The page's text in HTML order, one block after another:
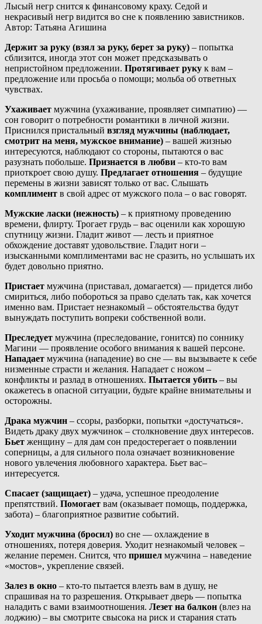
Лысый негр снится к финансовому краху. Седой и
некрасивый негр видится во сне к появлению завистников.
Автор: Татьяна Агишина
Держит за руку (взял за руку, берет за руку) – попытка
сблизится, иногда этот сон может предсказывать о
непристойном предложении. Протягивает руку к вам –
предложение или просьба о помощи; мольба об ответных
чувствах.
Ухаживает мужчина (ухаживание, проявляет симпатию) —
сон говорит о потребности романтики в личной жизни.
Приснился пристальный взгляд мужчины (наблюдает,
смотрит на меня, мужское внимание) – вашей жизнью
интересуются, наблюдают со стороны, пытаются о вас
разузнать побольше. Признается в любви – кто-то вам
приоткроет свою душу. Предлагает отношения – будущие
перемены в жизни зависят только от вас. Слышать
комплимент в свой адрес от мужского пола – о вас говорят.
Мужские ласки (нежность) – к приятному проведению
времени, флирту. Трогает грудь – вас оценили как хорошую
спутницу жизни. Гладит живот — лесть и приятное
обхождение доставят удовольствие. Гладит ноги –
изысканными комплиментами вас не сразить, но услышать их
будет довольно приятно.
Пристает мужчина (приставал, домагается) — придется либо
смириться, либо побороться за право сделать так, как хочется
именно вам. Пристает незнакомый – обстоятельства будут
вынуждать поступить вопреки собственной воли.
Преследует мужчина (преследование, гонится) по соннику
Магини — проявление особого внимания к вашей персоне.
Нападает мужчина (нападение) во сне — вы вызываете к себе
низменные страсти и желания. Нападает с ножом –
конфликты и разлад в отношениях. Пытается убить – вы
окажетесь в опасной ситуации, будьте крайне внимательны и
осторожны.
Драка мужчин – ссоры, разборки, попытки «достучаться».
Видеть драку двух мужчинок – столкновение двух интересов.
Бьет женщину – для дам сон предостерегает о появлении
соперницы, а для сильного пола означает возникновение
нового увлечения любовного характера. Бьет вас–
интересуется.
Спасает (защищает) – удача, успешное преодоление
препятствий. Помогает вам (оказывает помощь, поддержка,
забота) – благоприятное развитие событий.
Уходит мужчина (бросил) во сне — охлаждение в
отношениях, потеря доверия. Уходит незнакомый человек –
желание перемен. Снится, что пришел мужчина – наведение
«мостов», укрепление связей.
Залез в окно – кто-то пытается влезть вам в душу, не
спрашивая на то разрешения. Открывает дверь — попытка
наладить с вами взаимоотношения. Лезет на балкон (влез на
лоджию) – вы смотрите свысока на риск и старания стать